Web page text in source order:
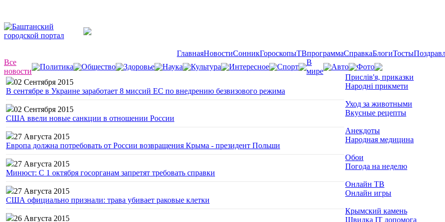
ГлавнаяНовостиСонникГороскопыТВпрограммаСправкаБлогиТосты
Все
новости
Политика Общество Здоровье Наука Культура Интересное Спорт
В
мире
Авто
Фото
02 Сентября 2015
В сентябре в Украине заработает 8 миссий ЕС по внедрению безвизового режима
02 Сентября 2015
США ввели новые санкции в отношении России
27 Августа 2015
Европа должна потребовать от России возвращения Крыма - президент Польши
27 Августа 2015
Минюст: С 1 октября госорганам запретят требовать справки
27 Августа 2015
США официально признали: трава убивает раковые клетки
26 Августа 2015
Прислів'я, приказки
Народні прикмети
Уход за животными
Вкусные рецепты
Анекдоты
Народная медицина
Обои
Погода на неделю
Онлайн ТВ
Онлайн игры
Крымский камень
Швидка ІТ допомога